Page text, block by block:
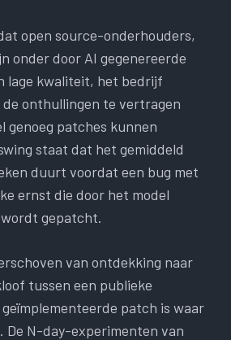
open source-onderhouders,
onder door AI gegenereerde
lage kwaliteit, het bedrijf
de onthullingen te vertragen
genoeg patches kunnen
staat dat het gemiddeld
duurt voordat een bug met
ernst die door het model
gepatcht.
van ontdekking naar
tussen een publieke
patch is waar
De N-day-experimenten van